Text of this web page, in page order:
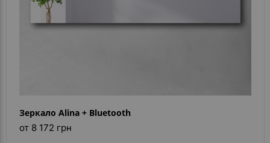
Зеркало Alina + Bluetooth
от 8 172 грн